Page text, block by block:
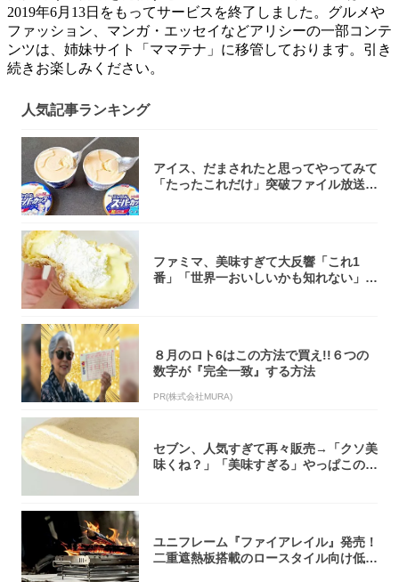
2019年6月13日をもってサービスを終了しました。グルメや
ファッション、マンガ・エッセイなどアリシーの一部コンテ
ンツは、姉妹サイト「ママテナ」に移管しております。引き
続きお楽しみください。
人気記事ランキング
アイス、だまされたと思ってやってみて
「たったこれだけ」突破ファイル放送で
ファミマ、美味すぎて大反響「これ1
番」「世界一おいしいかも知れない」
８月のロト6はこの方法で買え!!６つの
数字が『完全一致』する方法
PR(株式会社MURA)
セブン、人気すぎて再々販売→「クソ美
味くね？」「美味すぎる」やっぱこのク
ユニフレーム『ファイアレイル』発売！
二重遮熱板搭載のロースタイル向け低型